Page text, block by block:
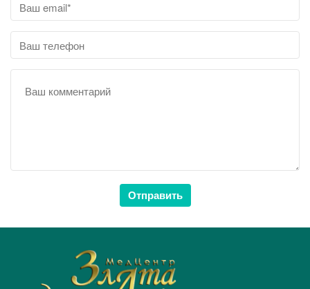
Отправить